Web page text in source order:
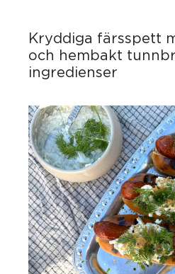
Kryddiga färsspett
och hembakt
ingredienser